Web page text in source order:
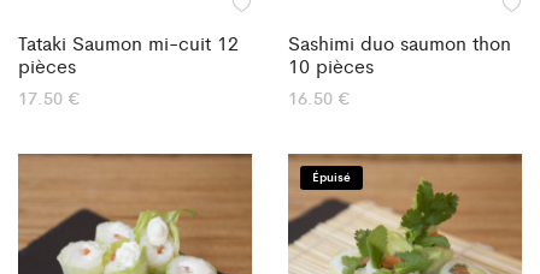
Tataki Saumon mi-cuit 12
pièces
17.50 €
Sashimi duo saumon thon
10 pièces
16.50 €
Épuisé